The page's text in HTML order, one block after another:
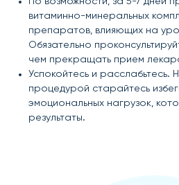
витаминно-минеральных
препаратов, влияющих на
Обязательно
чем прекращать прием
Успокойтесь и расслабьтесь.
процедурой старайтесь
эмоциональных нагрузок,
результаты.